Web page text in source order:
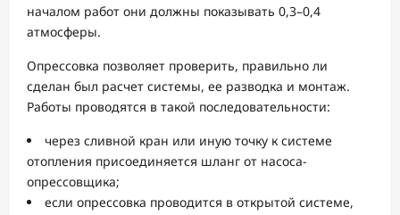
началом работ они должны показывать 0,3–0,4
атмосферы.
Опрессовка позволяет проверить, правильно ли
сделан был расчет системы, ее разводка и монтаж.
Работы проводятся в такой последовательности:
через сливной кран или иную точку к системе
отопления присоединяется шланг от насоса-
опрессовщика;
если опрессовка проводится в открытой системе,